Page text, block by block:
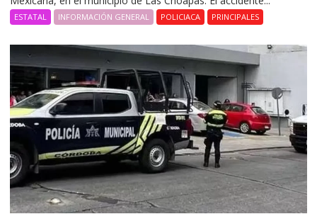
ESTATAL INFORMACIÓN GENERAL POLICIACA PRINCIPALES